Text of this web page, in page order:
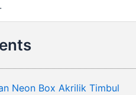
Neon Box Akrilik Timbul